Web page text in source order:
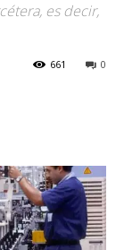
es decir,
0
661